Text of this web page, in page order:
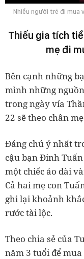
Nhiều người trẻ đi mua
Thiếu gia tích
mẹ đi
Bên cạnh những
mình những
trong ngày vía
22 sẽ theo chân
Đáng chú ý nhất
cậu bạn Đinh
một chiếc áo dài
Cả hai mẹ con
ghi lại khoảnh
rước tài lộc.
Theo chia sẻ của
năm 3 tuổi để